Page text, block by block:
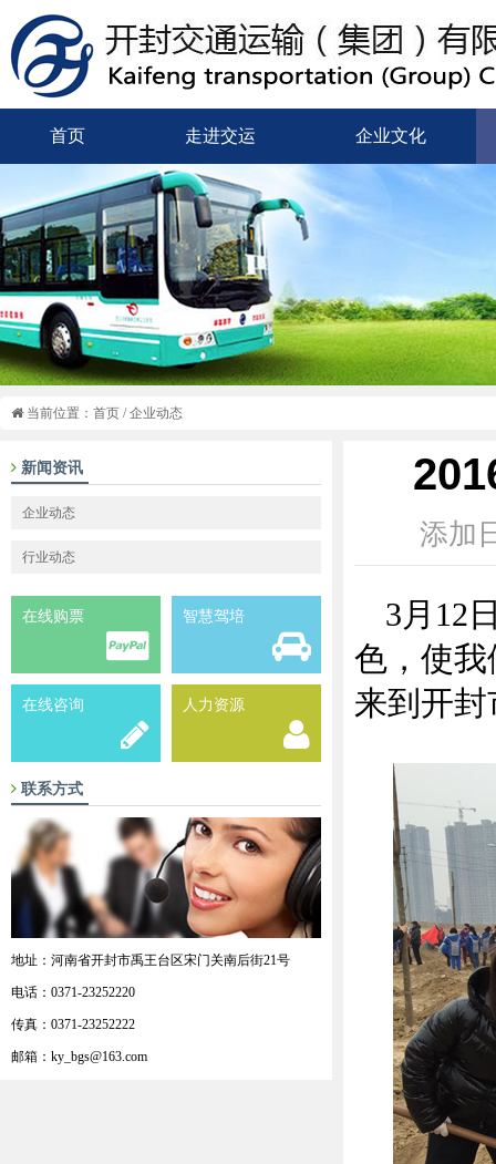
首页 走进交运 企业文化
当前位置： 首页 /企业动态
新闻资讯
企业动态
行业动态
在线购票 智慧驾培
在线咨询 人力资源
联系方式
地址：河南省开封市禹王台区宋门关南后街21号
电话：0371-23252220
传真：0371-23252222
邮箱：ky_bgs@163.com
添加
3月12
色，使
来到开